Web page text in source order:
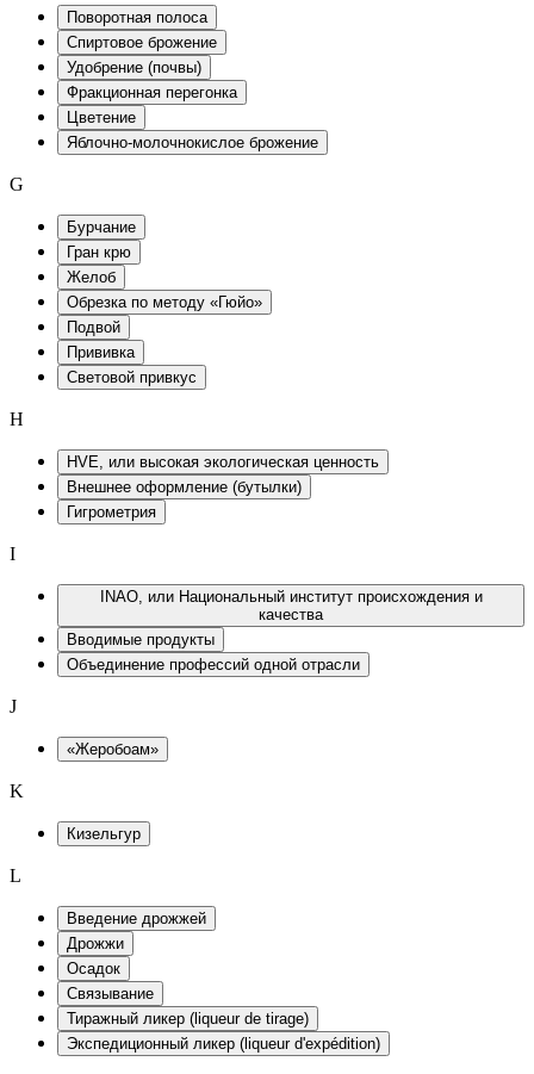
Поворотная полоса
Спиртовое брожение
Удобрение (почвы)
Фракционная перегонка
Цветение
Яблочно-молочнокислое брожение
G
Бурчание
Гран крю
Желоб
Обрезка по методу «Гюйо»
Подвой
Прививка
Световой привкус
H
HVE, или высокая экологическая ценность
Внешнее оформление (бутылки)
Гигрометрия
I
INAO, или Национальный институт происхождения и
качества
Вводимые продукты
Объединение профессий одной отрасли
J
«Жеробоам»
K
Кизельгур
L
Введение дрожжей
Дрожжи
Осадок
Связывание
Тиражный ликер (liqueur de tirage)
Экспедиционный ликер (liqueur d'expédition)